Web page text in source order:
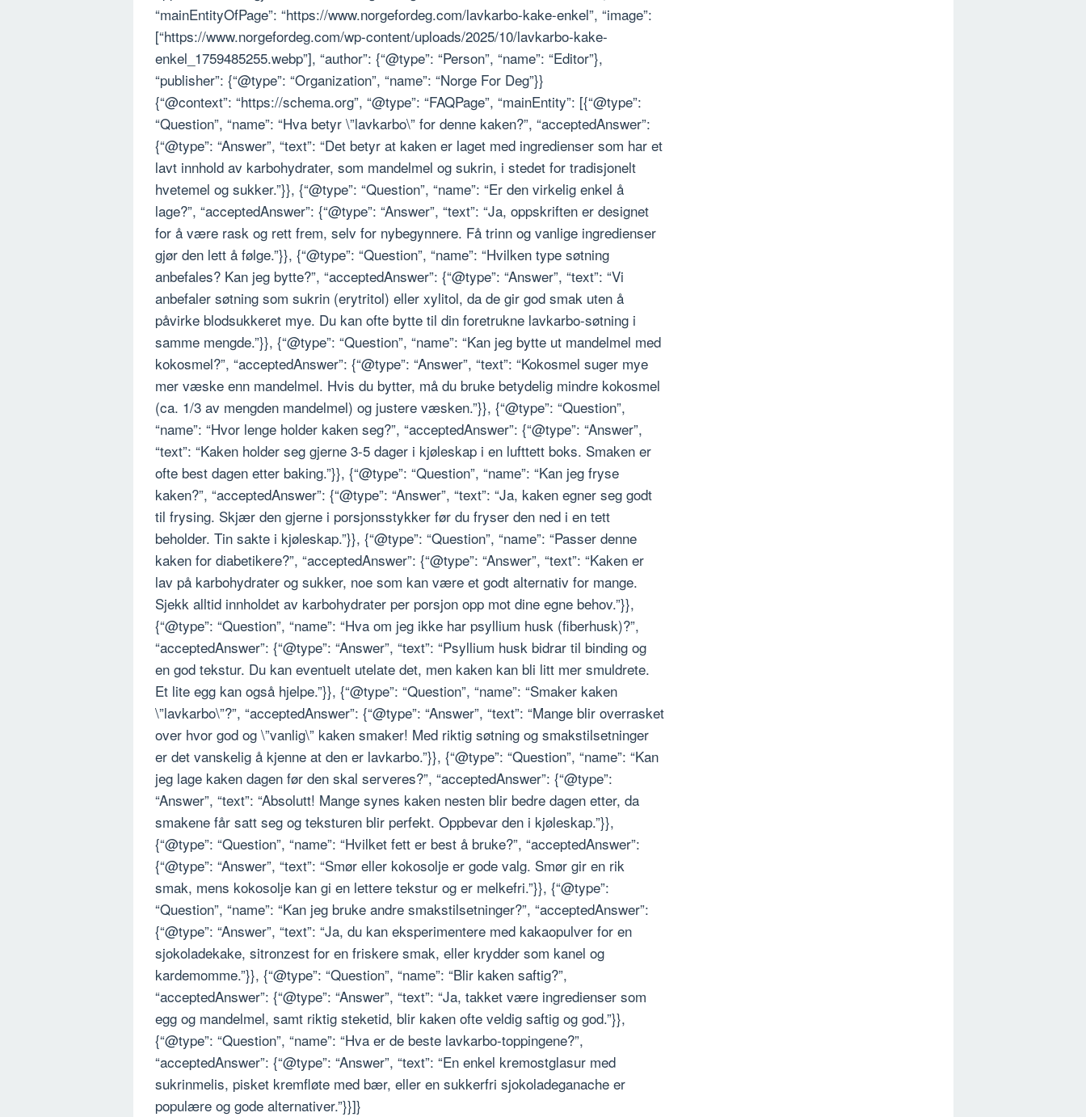
“mainEntityOfPage”: “https://www.norgefordeg.com/lavkarbo-kake-enkel”, “image”:
[“https://www.norgefordeg.com/wp-content/uploads/2025/10/lavkarbo-kake-
enkel_1759485255.webp”], “author”: {“@type”: “Person”, “name”: “Editor”},
“publisher”: {“@type”: “Organization”, “name”: “Norge For Deg”}}
{“@context”: “https://schema.org”, “@type”: “FAQPage”, “mainEntity”: [{“@type”:
“Question”, “name”: “Hva betyr \”lavkarbo\” for denne kaken?”, “acceptedAnswer”:
{“@type”: “Answer”, “text”: “Det betyr at kaken er laget med ingredienser som har et
lavt innhold av karbohydrater, som mandelmel og sukrin, i stedet for tradisjonelt
hvetemel og sukker.”}}, {“@type”: “Question”, “name”: “Er den virkelig enkel å
lage?”, “acceptedAnswer”: {“@type”: “Answer”, “text”: “Ja, oppskriften er designet
for å være rask og rett frem, selv for nybegynnere. Få trinn og vanlige ingredienser
gjør den lett å følge.”}}, {“@type”: “Question”, “name”: “Hvilken type søtning
anbefales? Kan jeg bytte?”, “acceptedAnswer”: {“@type”: “Answer”, “text”: “Vi
anbefaler søtning som sukrin (erytritol) eller xylitol, da de gir god smak uten å
påvirke blodsukkeret mye. Du kan ofte bytte til din foretrukne lavkarbo-søtning i
samme mengde.”}}, {“@type”: “Question”, “name”: “Kan jeg bytte ut mandelmel med
kokosmel?”, “acceptedAnswer”: {“@type”: “Answer”, “text”: “Kokosmel suger mye
mer væske enn mandelmel. Hvis du bytter, må du bruke betydelig mindre kokosmel
(ca. 1/3 av mengden mandelmel) og justere væsken.”}}, {“@type”: “Question”,
“name”: “Hvor lenge holder kaken seg?”, “acceptedAnswer”: {“@type”: “Answer”,
“text”: “Kaken holder seg gjerne 3-5 dager i kjøleskap i en lufttett boks. Smaken er
ofte best dagen etter baking.”}}, {“@type”: “Question”, “name”: “Kan jeg fryse
kaken?”, “acceptedAnswer”: {“@type”: “Answer”, “text”: “Ja, kaken egner seg godt
til frysing. Skjær den gjerne i porsjonsstykker før du fryser den ned i en tett
beholder. Tin sakte i kjøleskap.”}}, {“@type”: “Question”, “name”: “Passer denne
kaken for diabetikere?”, “acceptedAnswer”: {“@type”: “Answer”, “text”: “Kaken er
lav på karbohydrater og sukker, noe som kan være et godt alternativ for mange.
Sjekk alltid innholdet av karbohydrater per porsjon opp mot dine egne behov.”}},
{“@type”: “Question”, “name”: “Hva om jeg ikke har psyllium husk (fiberhusk)?”,
“acceptedAnswer”: {“@type”: “Answer”, “text”: “Psyllium husk bidrar til binding og
en god tekstur. Du kan eventuelt utelate det, men kaken kan bli litt mer smuldrete.
Et lite egg kan også hjelpe.”}}, {“@type”: “Question”, “name”: “Smaker kaken
\”lavkarbo\”?”, “acceptedAnswer”: {“@type”: “Answer”, “text”: “Mange blir overrasket
over hvor god og \”vanlig\” kaken smaker! Med riktig søtning og smakstilsetninger
er det vanskelig å kjenne at den er lavkarbo.”}}, {“@type”: “Question”, “name”: “Kan
jeg lage kaken dagen før den skal serveres?”, “acceptedAnswer”: {“@type”:
“Answer”, “text”: “Absolutt! Mange synes kaken nesten blir bedre dagen etter, da
smakene får satt seg og teksturen blir perfekt. Oppbevar den i kjøleskap.”}},
{“@type”: “Question”, “name”: “Hvilket fett er best å bruke?”, “acceptedAnswer”:
{“@type”: “Answer”, “text”: “Smør eller kokosolje er gode valg. Smør gir en rik
smak, mens kokosolje kan gi en lettere tekstur og er melkefri.”}}, {“@type”:
“Question”, “name”: “Kan jeg bruke andre smakstilsetninger?”, “acceptedAnswer”:
{“@type”: “Answer”, “text”: “Ja, du kan eksperimentere med kakaopulver for en
sjokoladekake, sitronzest for en friskere smak, eller krydder som kanel og
kardemomme.”}}, {“@type”: “Question”, “name”: “Blir kaken saftig?”,
“acceptedAnswer”: {“@type”: “Answer”, “text”: “Ja, takket være ingredienser som
egg og mandelmel, samt riktig steketid, blir kaken ofte veldig saftig og god.”}},
{“@type”: “Question”, “name”: “Hva er de beste lavkarbo-toppingene?”,
“acceptedAnswer”: {“@type”: “Answer”, “text”: “En enkel kremostglasur med
sukrinmelis, pisket kremfløte med bær, eller en sukkerfri sjokoladeganache er
populære og gode alternativer.”}}]}